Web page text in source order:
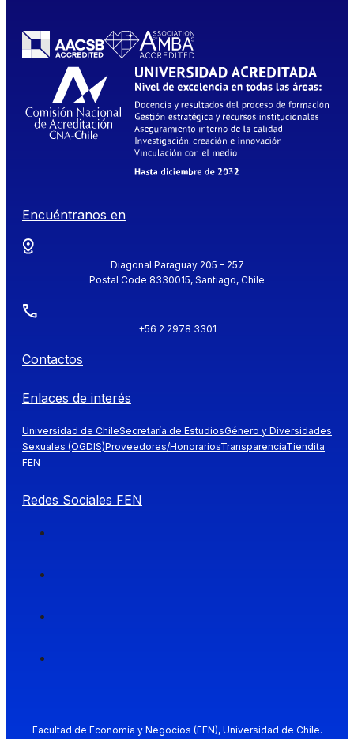
Encuéntranos en
Diagonal Paraguay 205 - 257
Postal Code 8330015, Santiago, Chile
+56 2 2978 3301
Contactos
Enlaces de interés
Universidad de ChileSecretaría de EstudiosGénero y Diversidades
Sexuales (OGDIS)Proveedores/HonorariosTransparenciaTiendita
FEN
Redes Sociales FEN
Facultad de Economía y Negocios (FEN), Universidad de Chile.